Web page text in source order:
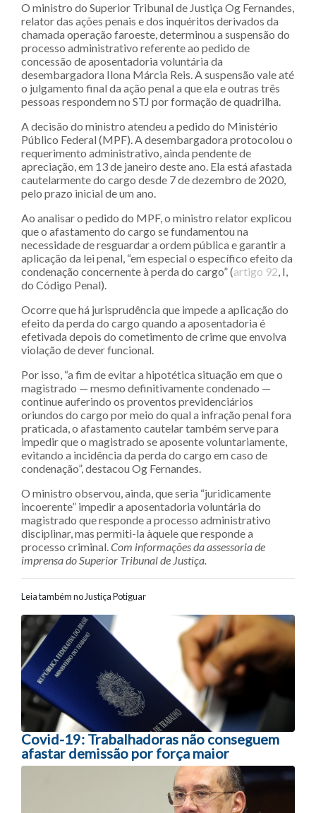
O ministro do Superior Tribunal de Justiça Og Fernandes,
relator das ações penais e dos inquéritos derivados da
chamada operação faroeste, determinou a suspensão do
processo administrativo referente ao pedido de
concessão de aposentadoria voluntária da
desembargadora Ilona Márcia Reis. A suspensão vale até
o julgamento final da ação penal a que ela e outras três
pessoas respondem no STJ por formação de quadrilha.
A decisão do ministro atendeu a pedido do Ministério
Público Federal (MPF). A desembargadora protocolou o
requerimento administrativo, ainda pendente de
apreciação, em 13 de janeiro deste ano. Ela está afastada
cautelarmente do cargo desde 7 de dezembro de 2020,
pelo prazo inicial de um ano.
Ao analisar o pedido do MPF, o ministro relator explicou
que o afastamento do cargo se fundamentou na
necessidade de resguardar a ordem pública e garantir a
aplicação da lei penal, “em especial o específico efeito da
condenação concernente à perda do cargo” (artigo 92, I,
do Código Penal).
Ocorre que há jurisprudência que impede a aplicação do
efeito da perda do cargo quando a aposentadoria é
efetivada depois do cometimento de crime que envolva
violação de dever funcional.
Por isso, “a fim de evitar a hipotética situação em que o
magistrado — mesmo definitivamente condenado —
continue auferindo os proventos previdenciários
oriundos do cargo por meio do qual a infração penal fora
praticada, o afastamento cautelar também serve para
impedir que o magistrado se aposente voluntariamente,
evitando a incidência da perda do cargo em caso de
condenação”, destacou Og Fernandes.
O ministro observou, ainda, que seria “juridicamente
incoerente” impedir a aposentadoria voluntária do
magistrado que responde a processo administrativo
disciplinar, mas permiti-la àquele que responde a
processo criminal.Com informações da assessoria de
imprensa do Superior Tribunal de Justiça.
Leia também no Justiça Potiguar
Navegação entre posts
Covid-19: Trabalhadoras não conseguem
afastar demissão por força maior